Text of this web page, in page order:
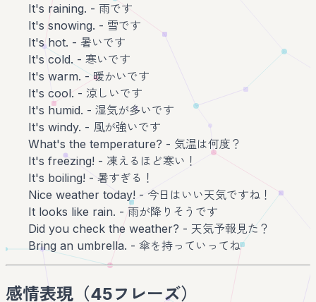
It's raining. - 雨です
It's snowing. - 雪です
It's hot. - 暑いです
It's cold. - 寒いです
It's warm. - 暖かいです
It's cool. - 涼しいです
It's humid. - 湿気が多いです
It's windy. - 風が強いです
What's the temperature? - 気温は何度？
It's freezing! - 凍えるほど寒い！
It's boiling! - 暑すぎる！
Nice weather today! - 今日はいい天気ですね！
It looks like rain. - 雨が降りそうです
Did you check the weather? - 天気予報見た？
Bring an umbrella. - 傘を持っていってね
感情表現（45フレーズ）